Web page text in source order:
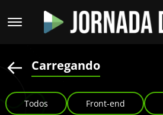
Carregando
Todos Front-end